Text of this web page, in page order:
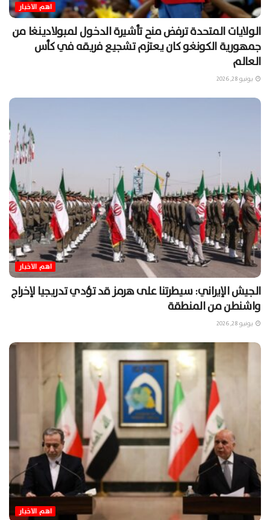
اهم الاخبار
الولايات المتحدة ترفض منح تأشيرة الدخول لمبولادينغا من
جمهورية الكونغو كان يعتزم تشجيع فريقه في كأس
العالم
يونيو 28, 2026
اهم الاخبار
الجيش الإيراني: سيطرتنا على هرمز قد تؤدي تدريجيا لإخراج
واشنطن من المنطقة
يونيو 28, 2026
اهم الاخبار